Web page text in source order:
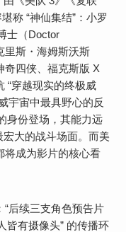
称 “神仙集结”：小罗
士（Doctor
里斯・海姆斯沃斯
奇四侠、福克斯版 X
“穿越现实的终极威
宇宙中最具野心的反
身份登场，其能力远
大的战斗场面。而美
将成为影片的核心看
后续三支角色预告片
皆有摄像头” 的传播环